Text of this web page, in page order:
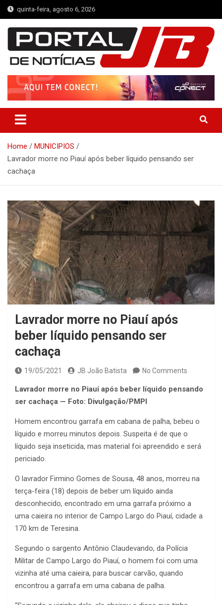
Skip
to
content
quinta-feira, agosto 6, 2026
Portal de Notícias JB
Notícias de Simplício Mendes e Região
Home
MUNICIPIOS
Lavrador morre no Piauí após beber líquido pensando ser
cachaça
Lavrador morre no Piauí após
beber líquido pensando ser
cachaça
19/05/2021 JB João Batista No Comments
Lavrador morre no Piauí após beber líquido pensando
ser cachaça — Foto: Divulgação/PMPI
Homem encontrou garrafa em cabana de palha, bebeu o
líquido e morreu minutos depois. Suspeita é de que o
líquido seja inseticida, mas material foi apreendido e será
periciado.
O lavrador Firmino Gomes de Sousa, 48 anos, morreu na
terça-feira (18) depois de beber um líquido ainda
desconhecido, encontrado em uma garrafa próximo a
uma caieira no interior de Campo Largo do Piauí, cidade a
170 km de Teresina.
Segundo o sargento Antônio Claudevando, da Polícia
Militar de Campo Largo do Piauí, o homem foi com uma
vizinha até uma caieira, para buscar carvão, quando
encontrou a garrafa em uma cabana de palha.